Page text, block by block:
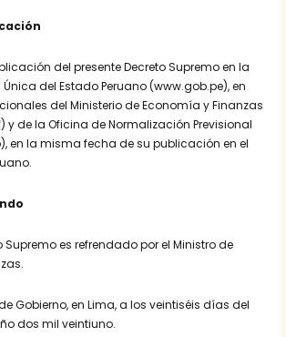
del presente Decreto Supremo en la
del Estado Peruano (www.gob.pe), en
del Ministerio de Economía y Finanzas
y de la Oficina de Normalización Previsional
en la misma fecha de su publicación en el
Supremo es refrendado por el Ministro de
Gobierno, en Lima, a los veintiséis días del
dos mil veintiuno.